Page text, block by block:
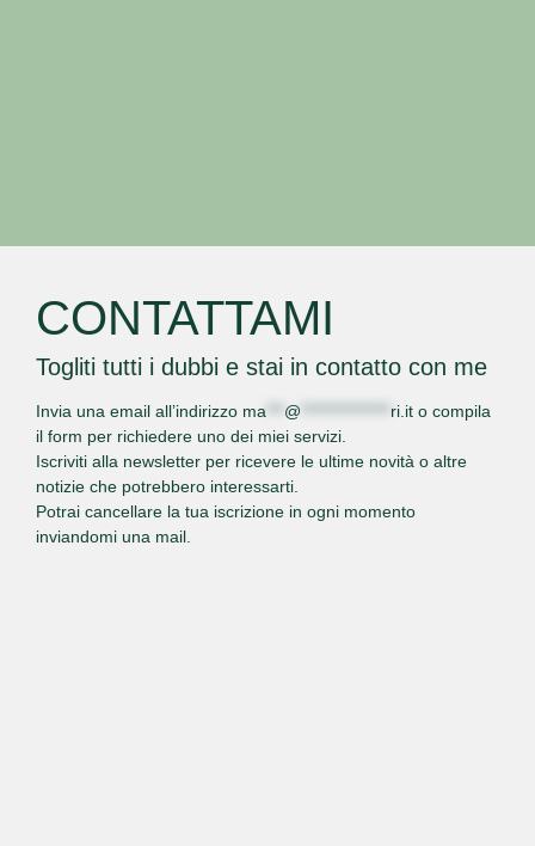
CONTATTAMI
Togliti tutti i dubbi e stai in contatto con me
Invia una email all’indirizzo ma @ ri.it o compila
il form per richiedere uno dei miei servizi.
Iscriviti alla newsletter per ricevere le ultime novità o altre
notizie che potrebbero interessarti.
Potrai cancellare la tua iscrizione in ogni momento
inviandomi una mail.